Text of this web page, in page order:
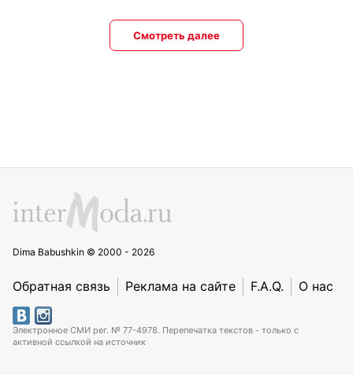
Смотреть далее
Dima Babushkin © 2000 - 2026
Обратная связь Реклама на сайте F.A.Q. О нас
Электронное СМИ рег. № 77-4978. Перепечатка текстов - только с
активной ссылкой на источник